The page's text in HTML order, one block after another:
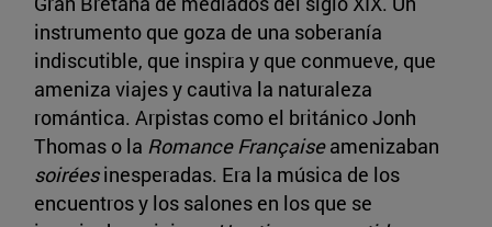
instrumento que goza de una soberanía
indiscutible, que inspira y que conmueve, que
ameniza viajes y cautiva la naturaleza
romántica. Arpistas como el británico Jonh
Thomas o la Romance Françaiseamenizaban
soiréesinesperadas. Era la música de los
encuentros y los salones en los que se